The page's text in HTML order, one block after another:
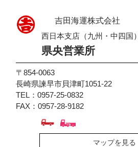
吉田海運株式会社
西日本支店（九州・中四国）
県央営業所
〒854-0063
長崎県諫早市貝津町1051-22
TEL：0957-25-0832
FAX：0957-28-9182
マップを見る